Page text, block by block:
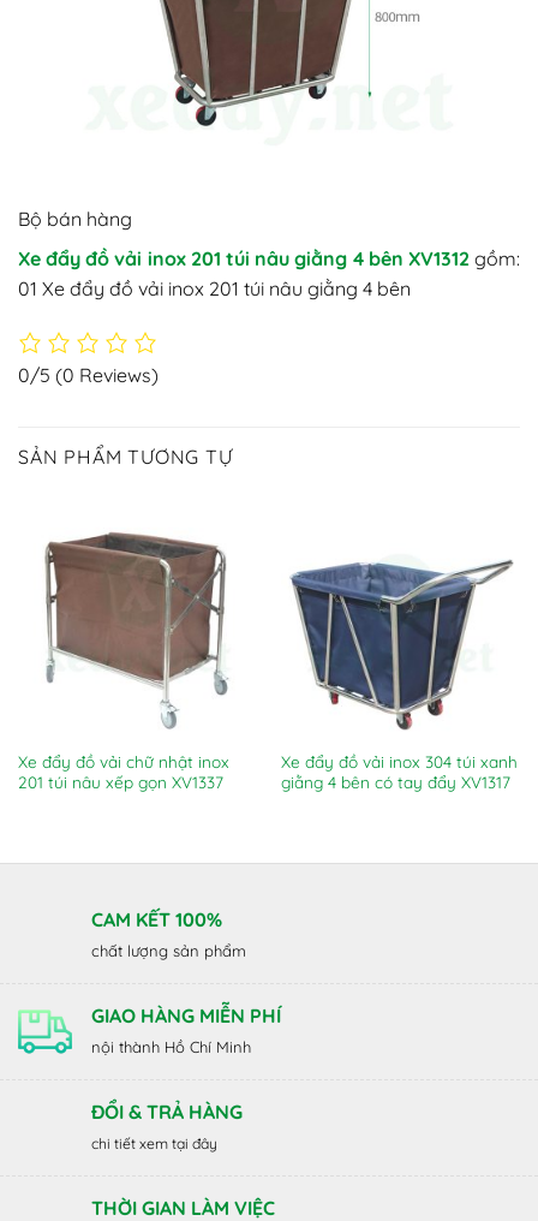
Bộ bán hàng
Xe đẩy đồ vải inox 201 túi nâu giằng 4 bên XV1312 gồm:
01 Xe đẩy đồ vải inox 201 túi nâu giằng 4 bên
0/5 (0 Reviews)
SẢN PHẨM TƯƠNG TỰ
Xe đẩy đồ vải chữ nhật inox
201 túi nâu xếp gọn XV1337
Xe đẩy đồ vải inox 304 túi xanh
giằng 4 bên có tay đẩy XV1317
CAM KẾT 100%
chất lượng sản phẩm
GIAO HÀNG MIỄN PHÍ
nội thành Hồ Chí Minh
ĐỔI & TRẢ HÀNG
chi tiết xem tại đây
THỜI GIAN LÀM VIỆC